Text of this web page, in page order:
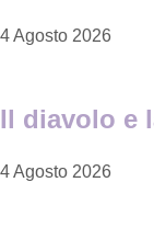
4 Agosto 2026
Il diavolo e
4 Agosto 2026